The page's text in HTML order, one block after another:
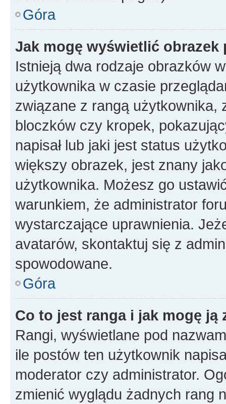
Góra
Jak mogę wyświetlić
Istnieją dwa rodzaje obrazków
użytkownika w czasie
związane z rangą użytkownika,
bloczków czy kropek,
napisał lub jaki jest status
większy obrazek, jest znany
użytkownika. Możesz go
warunkiem, że administrator
wystarczające uprawnienia.
avatarów, skontaktuj się z
spowodowane.
Góra
Co to jest ranga i jak mogę ją
Rangi, wyświetlane pod
ile postów ten użytkownik
moderator czy administrator.
zmienić wyglądu żadnych rang